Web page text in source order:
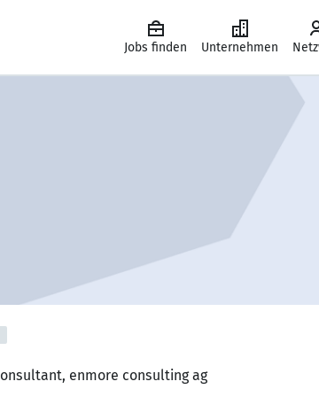
Jobs finden Unternehmen
enmore consulting ag